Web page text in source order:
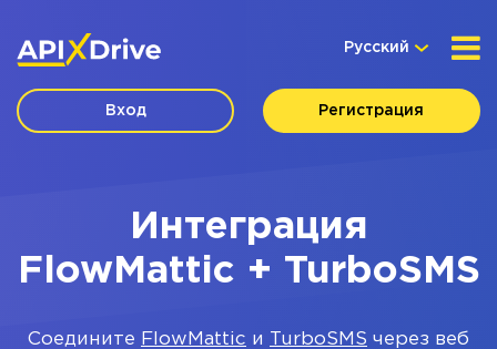
Русский
Вход Регистрация
Интеграция
FlowMattic + TurboSMS
Соедините FlowMattic и TurboSMS через веб